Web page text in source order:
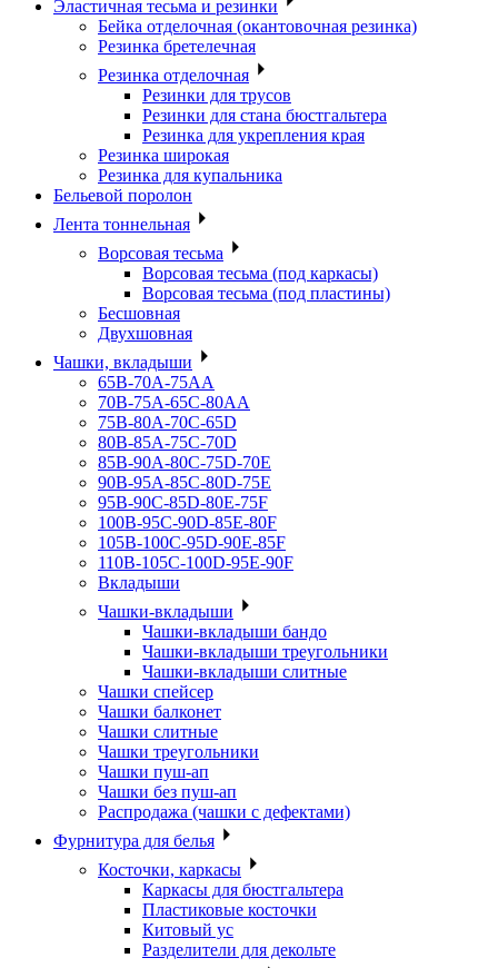
Эластичная тесьма и резинки
Бейка отделочная (окантовочная резинка)
Резинка бретелечная
Резинка отделочная
Резинки для трусов
Резинки для стана бюстгальтера
Резинка для укрепления края
Резинка широкая
Резинка для купальника
Бельевой поролон
Лента тоннельная
Ворсовая тесьма
Ворсовая тесьма (под каркасы)
Ворсовая тесьма (под пластины)
Бесшовная
Двухшовная
Чашки, вкладыши
65B-70A-75АА
70В-75А-65С-80АА
75В-80А-70С-65D
80В-85А-75С-70D
85В-90А-80С-75D-70E
90B-95A-85C-80D-75E
95B-90C-85D-80E-75F
100B-95C-90D-85E-80F
105B-100C-95D-90E-85F
110B-105C-100D-95E-90F
Вкладыши
Чашки-вкладыши
Чашки-вкладыши бандо
Чашки-вкладыши треугольники
Чашки-вкладыши слитные
Чашки спейсер
Чашки балконет
Чашки слитные
Чашки треугольники
Чашки пуш-ап
Чашки без пуш-ап
Распродажа (чашки с дефектами)
Фурнитура для белья
Косточки, каркасы
Каркасы для бюстгальтера
Пластиковые косточки
Китовый ус
Разделители для декольте